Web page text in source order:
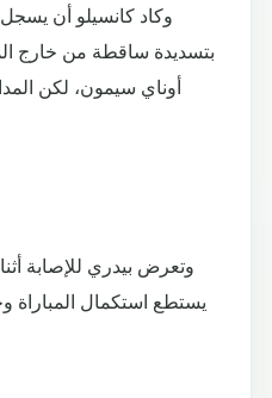
بتسديدة ساقطة من خارج
أوناي سيمون، لكن
وتعرض بيدري للإصابة
يستطع استكمال المباراة